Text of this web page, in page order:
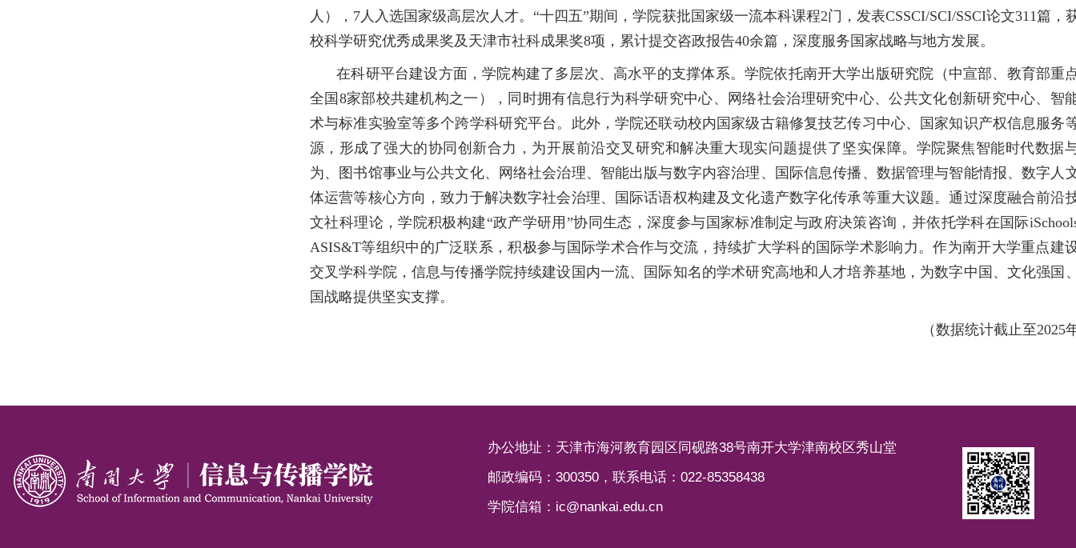
人），7人入选国家级高层次人才。“十四五”期间，学院获批国家级一流本科课程2门，发表CSSCI/SCI/SSCI论文311篇，
校科学研究优秀成果奖及天津市社科成果奖8项，累计提交咨政报告40余篇，深度服务国家战略与地方发展。
在科研平台建设方面，学院构建了多层次、高水平的支撑体系。学院依托南开大学出版研究院（中宣部、教育部重
全国8家部校共建机构之一），同时拥有信息行为科学研究中心、网络社会治理研究中心、公共文化创新研究中心、智
术与标准实验室等多个跨学科研究平台。此外，学院还联动校内国家级古籍修复技艺传习中心、国家知识产权信息服务
源，形成了强大的协同创新合力，为开展前沿交叉研究和解决重大现实问题提供了坚实保障。学院聚焦智能时代数据
为、图书馆事业与公共文化、网络社会治理、智能出版与数字内容治理、国际信息传播、数据管理与智能情报、数字人
体运营等核心方向，致力于解决数字社会治理、国际话语权构建及文化遗产数字化传承等重大议题。通过深度融合前沿
文社科理论，学院积极构建“政产学研用”协同生态，深度参与国家标准制定与政府决策咨询，并依托学科在国际
ASIS&T等组织中的广泛联系，积极参与国际学术合作与交流，持续扩大学科的国际学术影响力。作为南开大学重点建
交叉学科学院，信息与传播学院持续建设国内一流、国际知名的学术研究高地和人才培养基地，为数字中国、文化强国
国战略提供坚实支撑。
（数据统计截止至2025
办公地址：天津市海河教育园区同砚路38号南开大学津南校区秀山堂
邮政编码：300350，联系电话：022-85358438
学院信箱：ic@nankai.edu.cn